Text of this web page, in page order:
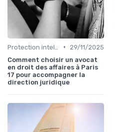
•
29/11/2025
Comment choisir un avocat
en droit des affaires à Paris
17 pour accompagner la
direction juridique